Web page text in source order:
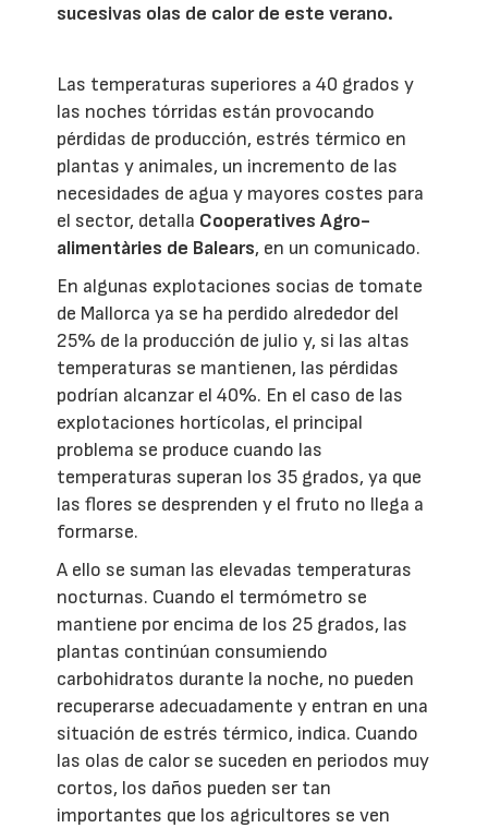
sucesivas olas de calor de este verano.
Las temperaturas superiores a 40 grados y
las noches tórridas están provocando
pérdidas de producción, estrés térmico en
plantas y animales, un incremento de las
necesidades de agua y mayores costes para
el sector, detalla Cooperatives Agro-
alimentàries de Balears, en un comunicado.
En algunas explotaciones socias de tomate
de Mallorca ya se ha perdido alrededor del
25% de la producción de julio y, si las altas
temperaturas se mantienen, las pérdidas
podrían alcanzar el 40%. En el caso de las
explotaciones hortícolas, el principal
problema se produce cuando las
temperaturas superan los 35 grados, ya que
las flores se desprenden y el fruto no llega a
formarse.
A ello se suman las elevadas temperaturas
nocturnas. Cuando el termómetro se
mantiene por encima de los 25 grados, las
plantas continúan consumiendo
carbohidratos durante la noche, no pueden
recuperarse adecuadamente y entran en una
situación de estrés térmico, indica. Cuando
las olas de calor se suceden en periodos muy
cortos, los daños pueden ser tan
importantes que los agricultores se ven